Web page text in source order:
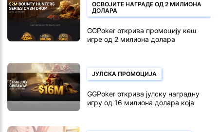
ОСВОЈИТЕ НАГРАДЕ ОД 2 МИЛИОНА
ДОЛАРА
GGPoker открива промоцију кеш
игре од 2 милиона долара
ЈУЛСКА ПРОМОЦИЈА
GGPoker открива јулску наградну
игру од 16 милиона долара која